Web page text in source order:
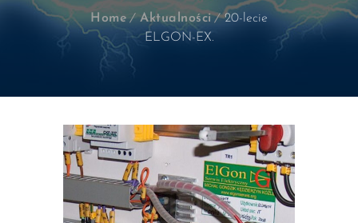
Home Aktualności
20-lecie
ELGON-EX.